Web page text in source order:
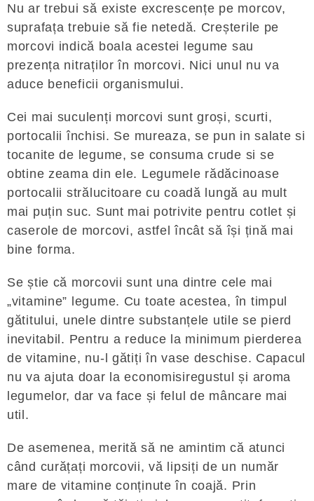
Nu ar trebui să existe excrescențe pe morcov,
suprafața trebuie să fie netedă. Creșterile pe
morcovi indică boala acestei legume sau
prezența nitraților în morcovi. Nici unul nu va
aduce beneficii organismului.
Cei mai suculenți morcovi sunt groși, scurti,
portocalii închisi. Se mureaza, se pun in salate si
tocanite de legume, se consuma crude si se
obtine zeama din ele. Legumele rădăcinoase
portocalii strălucitoare cu coadă lungă au mult
mai puțin suc. Sunt mai potrivite pentru cotlet și
caserole de morcovi, astfel încât să își țină mai
bine forma.
Se știe că morcovii sunt una dintre cele mai
„vitamine” legume. Cu toate acestea, în timpul
gătitului, unele dintre substanțele utile se pierd
inevitabil. Pentru a reduce la minimum pierderea
de vitamine, nu-l gătiți în vase deschise. Capacul
nu va ajuta doar la economisiregustul și aroma
legumelor, dar va face și felul de mâncare mai
util.
De asemenea, merită să ne amintim că atunci
când curățați morcovii, vă lipsiți de un număr
mare de vitamine conținute în coajă. Prin